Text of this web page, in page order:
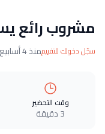
مشروب رائع
سجّل دخولك للتقييممنذ 4 أسابيع
وقت التحضير
3 دقيقة